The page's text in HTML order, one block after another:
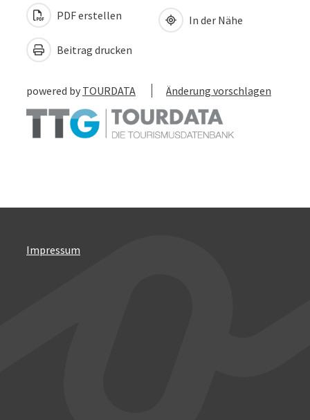
PDF erstellen
Beitrag drucken
In der Nähe
powered by TOURDATA Änderung vorschlagen
Impressum